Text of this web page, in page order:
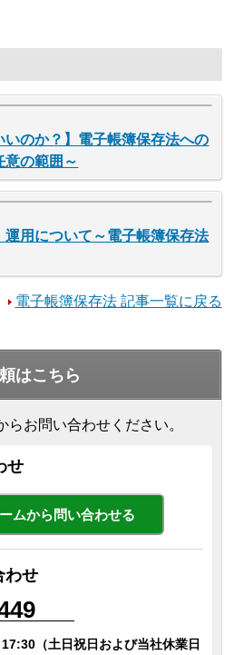
いのか？】電子帳簿保存法への
意の範囲～
運用について～電子帳簿保存法
電子帳簿保存法 記事一覧に戻る
はこちら
お問い合わせください。
せ
ムから問い合わせる
わせ
（土日祝日および当社休業日